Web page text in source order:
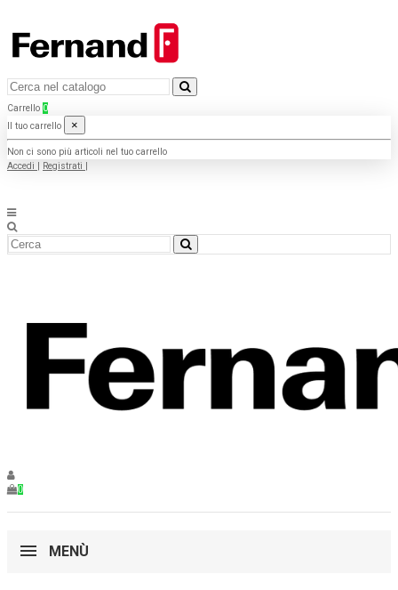
Carrello 0
Il tuo carrello
×
Non ci sono più articoli nel tuo carrello
Accedi
Registrati
0
MENÙ